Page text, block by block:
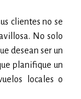
clientes no se
No solo
desean ser un
planifique un
locales o